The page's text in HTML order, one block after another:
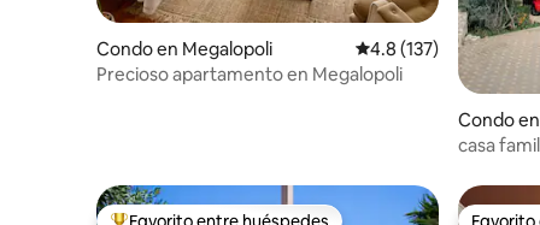
Condo en Megalopoli Calificación promedio:
4.8 (137)
Precioso apartamento en Megalopoli
Condo
s
casa